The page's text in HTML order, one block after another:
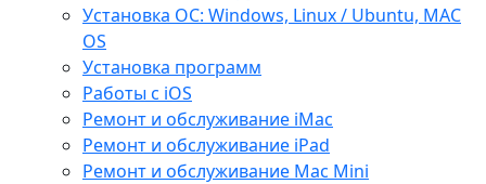
Установка ОС: Windows, Linux / Ubuntu, МАС
OS
Установка программ
Работы с iOS
Ремонт и обслуживание iMac
Ремонт и обслуживание iPad
Ремонт и обслуживание Mac Mini